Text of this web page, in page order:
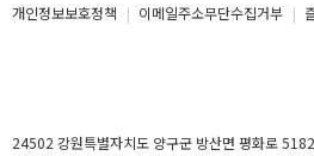
개인정보보호정책 이메일주소무단수집거부
24502 강원특별자치도 양구군 방산면 평화로